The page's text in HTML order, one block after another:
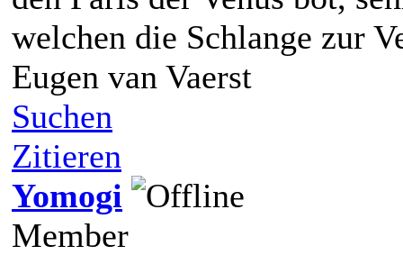
welchen die Schlange zur
Eugen van Vaerst
Suchen
Zitieren
Yomogi
Member